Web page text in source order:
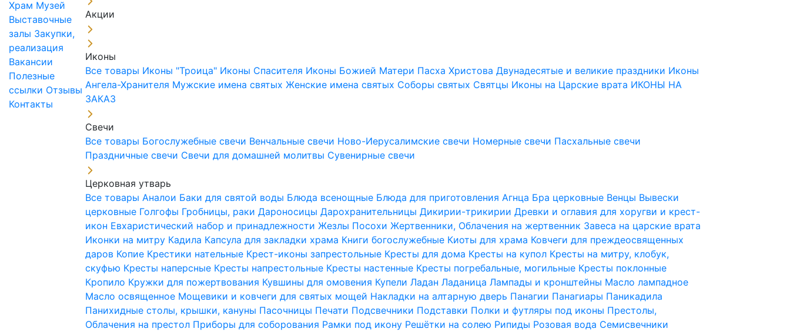
Храм Музей
Выставочные
залы Закупки,
реализация
Вакансии
Полезные
ссылки Отзывы
Контакты
Акции
Иконы
Все товары Иконы "Троица" Иконы Спасителя Иконы Божией Матери Пасха ХристоваДвунадесятые и великие праздники Иконы
Ангела-Хранителя Мужские имена святыхЖенские имена святых Соборы святых Святцы Иконы на Царские врата ИКОНЫ НА
ЗАКАЗ
Свечи
Все товары Богослужебные свечи Венчальные свечи Ново-Иерусалимские свечи Номерные свечи Пасхальные свечи
Праздничные свечи Свечи для домашней молитвы Сувенирные свечи
Церковная утварь
Все товарыАналои Баки для святой воды Блюда всенощные Блюда для приготовления Агнца Бра церковные Венцы Вывески
церковные Голгофы Гробницы, ракиДароносицыДарохранительницыДикирии-трикирииДревки и оглавия для хоругви и крест-
икон Евхаристический набор и принадлежностиЖезлы ПосохиЖертвенники, Облачения на жертвенник Завеса на царские врата
Иконки на митру Кадила Капсула для закладки храма Книги богослужебные Киоты для храма Ковчеги для преждеосвященных
даров Копие Крестики нательные Крест-иконы запрестольные Кресты для дома Кресты на купол Кресты на митру, клобук,
скуфью Кресты наперсные Кресты напрестольные Кресты настенные Кресты погребальные, могильные Кресты поклонные
Кропило Кружки для пожертвования Кувшины для омовения КупелиЛаданЛаданицаЛампады и кронштейны Масло лампадное
Масло освященное Мощевики и ковчеги для святых мощей Накладки на алтарную дверь Панагии Панагиары Паникадила
Панихидные столы, крышки, кануны Пасочницы Печати Подсвечники Подставки Полки и футляры под иконы Престолы,
Облачения на престол Приборы для соборования Рамки под икону Решётки на солею Рипиды Розовая вода Семисвечники